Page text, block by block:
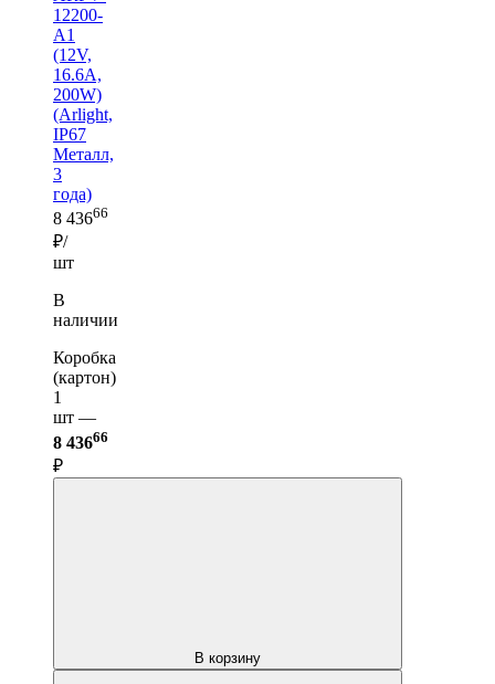
12200-
A1
(12V,
16.6A,
200W)
(Arlight,
IP67
Металл,
3
года)
8 43666
₽/
шт
В
наличии
Коробка
(картон)
1
шт —
8 43666
₽
В корзину